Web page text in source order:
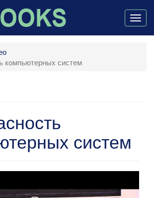
компьютерных систем
систем